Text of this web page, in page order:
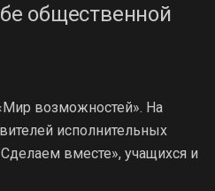
общественной
возможностей». На
исполнительных
вместе», учащихся и